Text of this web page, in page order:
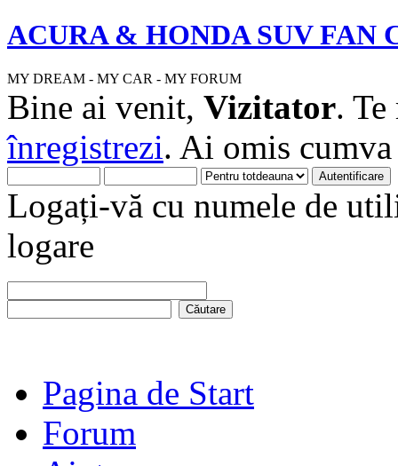
ACURA & HONDA SUV FAN
MY DREAM - MY CAR - MY FORUM
Bine ai venit, Vizitator.
înregistrezi. Ai omis
Logați-vă cu numele de
logare
Pagina de Start
Forum